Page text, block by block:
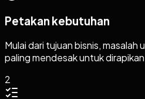
Petakan kebutuhan
Mulai dari tujuan bisnis, masalah
paling mendesak untuk
2